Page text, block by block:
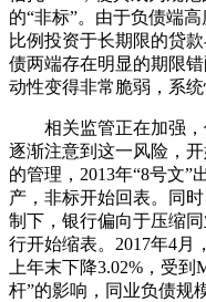
的“非标”。由于负债端
比例投资于长期限的贷
债两端存在明显的期限
动性变得非常脆弱，系统
相关监管正在加强，
逐渐注意到这一风险，
的管理，2013年“8号文”
产，非标开始回表。同
制下，银行偏向于压缩
行开始缩表。2017年4月，
上年末下降3.02%，受
杆”的影响，同业负债规